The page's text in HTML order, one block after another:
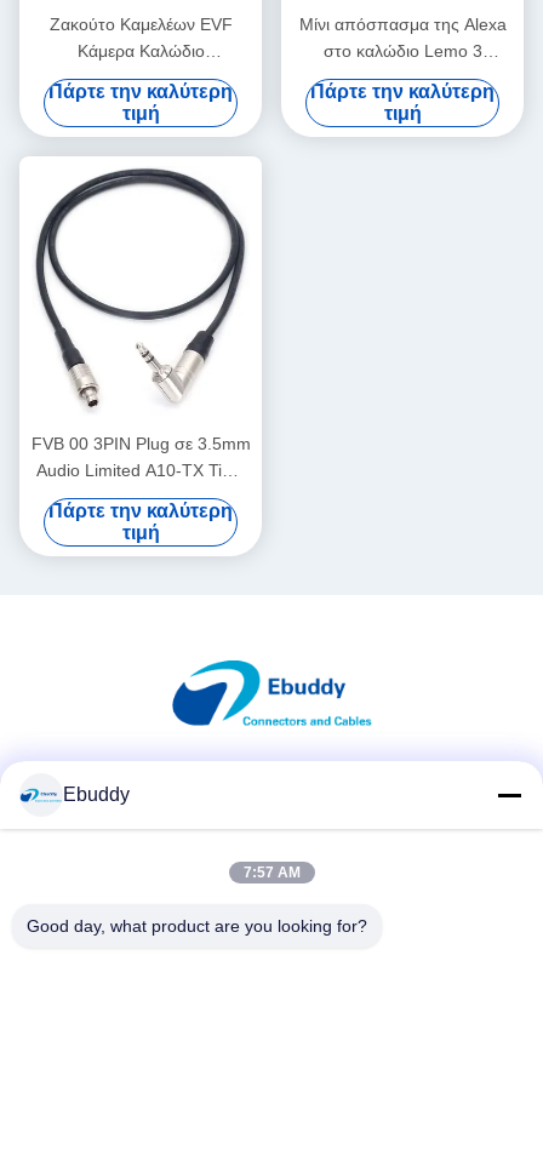
Ζακούτο Καμελέων EVF
Κάμερα Καλώδιο
τροφοδοσίας
περιστρεφόμενο Lemo
Δικαίος γωνία 4 Πιν αρσενικό
προς αντίστροφο D-Tap
Πάρτε την καλύτερη
τιμή
Μίνι απόσπασμα της Alexa
στο καλώδιο Lemo 3
προσαρμοστών δύναμης RS
θηλυκό καρφιτσών στο
αρσενικό 7 καρφιτσών
Πάρτε την καλύτερη
τιμή
FVB 00 3PIN Plug σε 3.5mm
Audio Limited A10-TX Time
Code Cable
Πάρτε την καλύτερη
τιμή
Ebuddy
7:57 AM
Good day, what product are you looking for?